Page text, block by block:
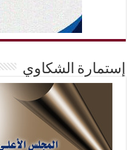
إستمارة الشكاوي